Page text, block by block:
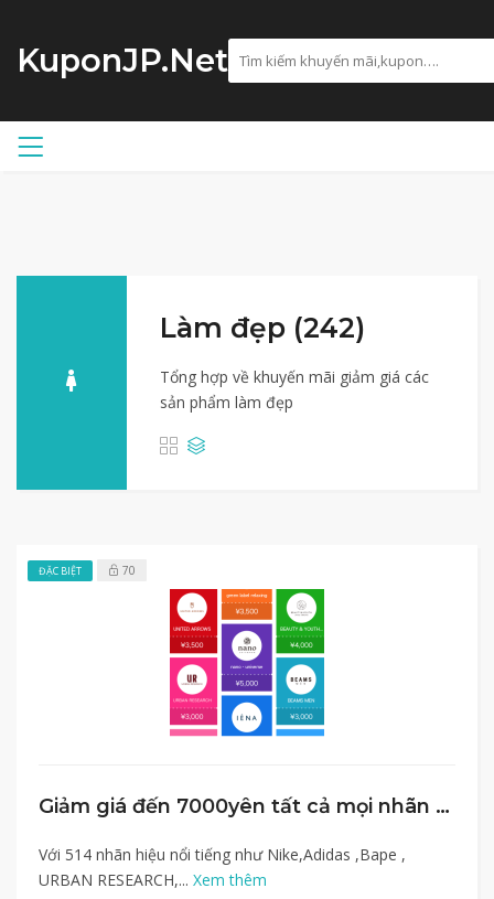
KuponJP.Net
Làm đẹp (242)
Tổng hợp về khuyến mãi giảm giá các
sản phẩm làm đẹp
ĐẶC BIỆT 70
Giảm giá đến 7000yên tất cả mọi nhãn hàng trên Zozotown
Với 514 nhãn hiệu nổi tiếng như Nike,Adidas ,Bape ,
URBAN RESEARCH,... Xem thêm